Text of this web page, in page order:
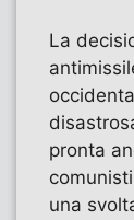
La
pronta
una